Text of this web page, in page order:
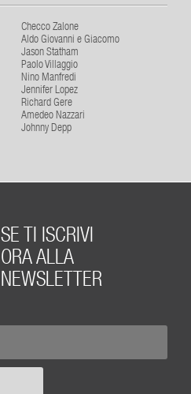
Checco Zalone
Aldo Giovanni e Giacomo
Jason Statham
Paolo Villaggio
Nino Manfredi
Jennifer Lopez
Richard Gere
Amedeo Nazzari
Johnny Depp
SE TI ISCRIVI
ORA ALLA
NEWSLETTER